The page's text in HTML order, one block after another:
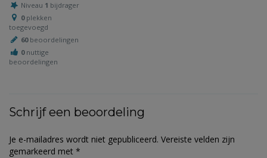
Niveau 1 bijdrager
0plekken
toegevoegd
60beoordelingen
0nuttige
beoordelingen
Schrijf een beoordeling
Je e-mailadres wordt niet gepubliceerd. Vereiste velden zijn
gemarkeerd met *